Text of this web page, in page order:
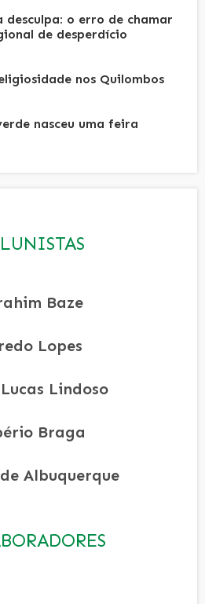
o erro de chamar
de desperdício
nos Quilombos
nasceu uma feira
Baze
Lopes
Lindoso
Braga
Albuquerque